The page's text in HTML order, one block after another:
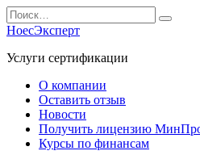
Перейти
к
содержанию
Search
for:
НоесЭксперт
Услуги сертификации
О компании
Оставить отзыв
Новости
Получить лицензию
Курсы по финансам